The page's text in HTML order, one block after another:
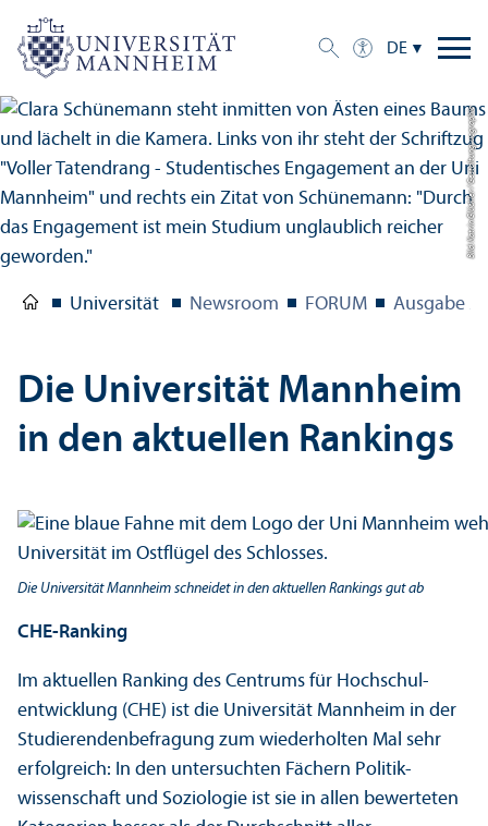
DE
Bild: Katrin Glückler / Gestaltung: uc graphic
Universität Newsroom FORUM Ausgabe
Die Universität Mannheim
in den aktuellen Rankings
Die Universität Mannheim schneidet in den aktuellen Rankings gut ab
CHE-Ranking
Im aktuellen Ranking des Centrums für Hochschul­
entwicklung (CHE) ist die Universität Mannheim in der
Studierenden­befragung zum wiederholten Mal sehr
erfolgreich: In den unter­suchten Fächern Politik­
wissenschaft und Soziologie ist sie in allen bewerteten